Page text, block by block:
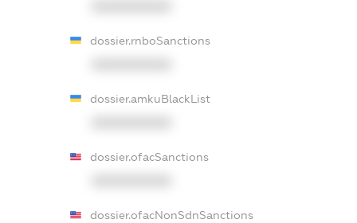
dossier.rnboSanctions
dossier.amkuBlackList
dossier.ofacSanctions
dossier.ofacNonSdnSanctions